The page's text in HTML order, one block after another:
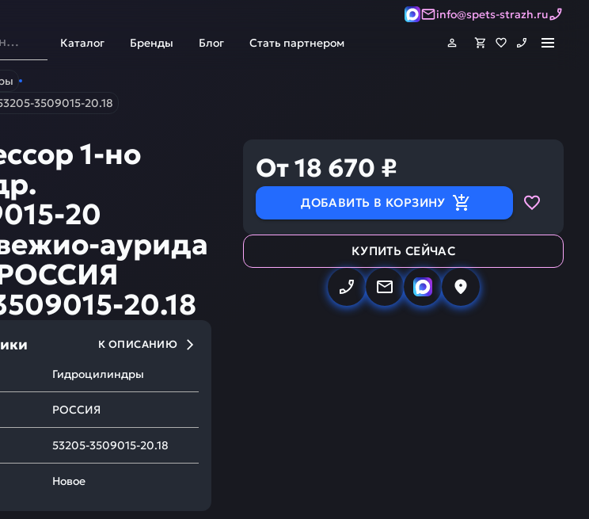
info@spets-strazh.ru
Каталог Бренды Блог Стать партнером
3509015-20.18
1-но
20
аурида
20.18
К ОПИСАНИЮ
Гидроцилиндры
РОССИЯ
53205-3509015-20.18
Новое
От 18 670 ₽
ДОБАВИТЬ В КОРЗИНУ
КУПИТЬ СЕЙЧАС